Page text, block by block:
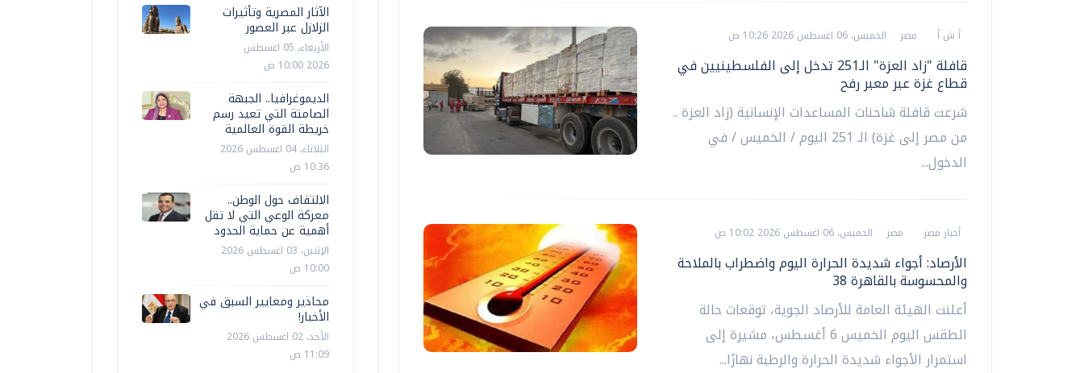
أ ش أ مصر الخميس، 06 اغسطس 2026 10:26 ص
قافلة "زاد العزة" الـ251 تدخل إلى الفلسطينيين في
قطاع غزة عبر معبر رفح
شرعت قافلة شاحنات المساعدات الإنسانية (زاد العزة ..
من مصر إلى غزة) الـ 251 اليوم / الخميس / في
الدخول...
أخبار مصر مصر الخميس، 06 اغسطس 2026 10:02 ص
الأرصاد: أجواء شديدة الحرارة اليوم واضطراب بالملاحة
والمحسوسة بالقاهرة 38
أعلنت الهيئة العامة للأرصاد الجوية، توقعات حالة
الطقس اليوم الخميس 6 أغسطس، مشيرة إلى
استمرار الأجواء شديدة الحرارة والرطبة نهارًا...
الآثار المصرية وتأثيرات
الزلازل عبر العصور
الأربعاء، 05 اغسطس
2026 10:00 ص
الديموغرافيا.. الجبهة
الصامتة التي تعيد رسم
خريطة القوة العالمية
الثلاثاء، 04 اغسطس 2026
10:36 ص
الالتفاف حول الوطن..
معركة الوعي التي لا تقل
أهمية عن حماية الحدود
الإثنين، 03 اغسطس 2026
10:00 ص
محاذير ومعايير السبق في
الأخبار!
الأحد، 02 اغسطس 2026
11:09 ص